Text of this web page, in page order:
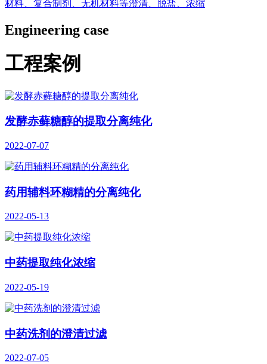
材料、复合制剂、无机材料等澄清、脱盐、浓缩
Engineering case
工程案例
发酵赤藓糖醇的提取分离纯化
2022-07-07
药用辅料环糊精的分离纯化
2022-05-13
中药提取纯化浓缩
2022-05-19
中药洗剂的澄清过滤
2022-07-05